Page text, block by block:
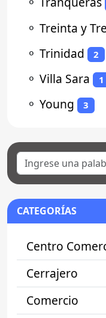
⚬ Treinta y
⚬ Trinidad 2
⚬ Villa Sara 1
⚬ Young 3
CATEGORÍAS
Centro
Cerrajero
Comercio